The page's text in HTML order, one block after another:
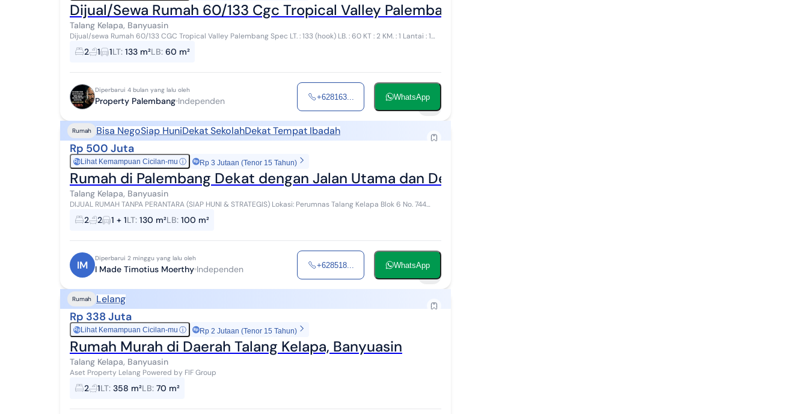
Dijual/Sewa Rumah 60/133 Cgc Tropical Valley Palembang
Talang Kelapa, Banyuasin
Dijual/sewa Rumah 60/133 CGC Tropical Valley Palembang Spec LT. : 133 (hook) LB. : 60 KT : 2 KM. : 1 Lantai : 1
Carport : 1 mobil Garasi : - ...
2 1 1LT: 133 m²LB: 60 m²
Diperbarui 4 bulan yang lalu oleh
Property Palembang Independen +628163... WhatsApp
Rumah Bisa NegoSiap HuniDekat SekolahDekat Tempat Ibadah
Rp 500 Juta
RpLihat Kemampuan Cicilan-mu ⓘ Rp 3 Jutaan (Tenor 15 Tahun)
Rumah di Palembang Dekat dengan Jalan Utama dan Dekat dengan Pusat Perbelanjaan
Talang Kelapa, Banyuasin
DIJUAL RUMAH TANPA PERANTARA (SIAP HUNI & STRATEGIS) Lokasi: Perumnas Talang Kelapa Blok 6 No. 744
Kota Palembang (Lingkungan Sudah Rapi & Ramai)...
2 2 1 + 1LT: 130 m²LB: 100 m²
IM
Diperbarui 2 minggu yang lalu oleh
I Made Timotius Moerthy Independen +628518... WhatsApp
Rumah Lelang
Rp 338 Juta
RpLihat Kemampuan Cicilan-mu ⓘ Rp 2 Jutaan (Tenor 15 Tahun)
Rumah Murah di Daerah Talang Kelapa, Banyuasin
Talang Kelapa, Banyuasin
Aset Property Lelang Powered by FIF Group
2 1LT: 358 m²LB: 70 m²